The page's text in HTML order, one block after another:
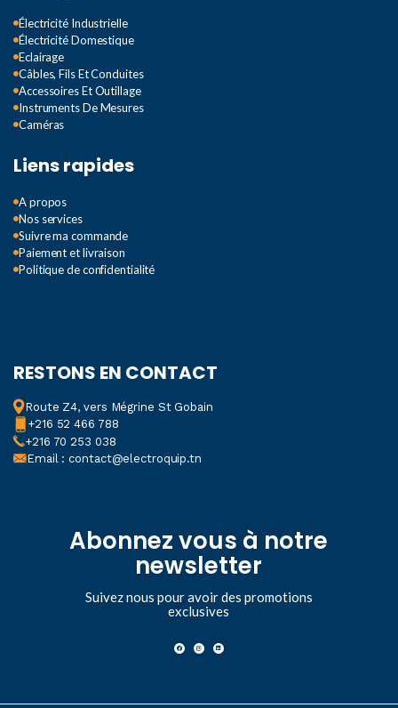
Électricité Industrielle
Électricité Domestique
Eclairage
Câbles, Fils Et Conduites
Accessoires Et Outillage
Instruments De Mesures
Caméras
Liens rapides
A propos
Nos services
Suivre ma commande
Paiement et livraison
Politique de confidentialité
RESTONS EN CONTACT
Route Z4, vers Mégrine St Gobain
+216 52 466 788
+216 70 253 038
Email : contact@electroquip.tn
Abonnez vous à notre
newsletter
Suivez nous pour avoir des promotions
exclusives